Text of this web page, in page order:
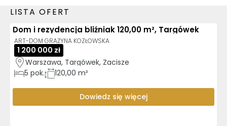
LISTA OFERT
Dom i rezydencja bliźniak 120,00 m², Targówek
ART-DOM GRAŻYNA KOZŁOWSKA
1 200 000 zł
Warszawa, Targówek, Zacisze
5 pok. 120,00 m²
Dowiedz się więcej